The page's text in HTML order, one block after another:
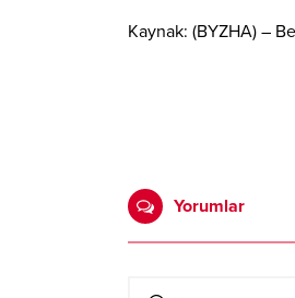
Kaynak: (BYZHA) –
Yorumlar